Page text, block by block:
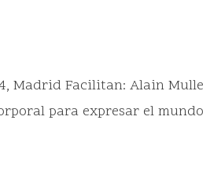
Madrid Facilitan: Alain
para expresar el